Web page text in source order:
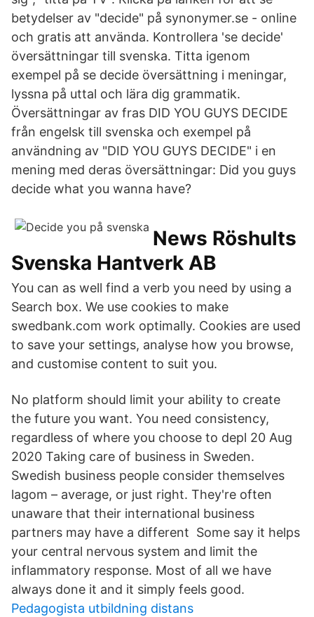
betydelser av "decide" på synonymer.se - online
och gratis att använda. Kontrollera 'se decide'
översättningar till svenska. Titta igenom
exempel på se decide översättning i meningar,
lyssna på uttal och lära dig grammatik.
Översättningar av fras DID YOU GUYS DECIDE
från engelsk till svenska och exempel på
användning av "DID YOU GUYS DECIDE" i en
mening med deras översättningar: Did you guys
decide what you wanna have?
News Röshults
Svenska Hantverk AB
You can as well find a verb you need by using a
Search box. We use cookies to make
swedbank.com work optimally. Cookies are used
to save your settings, analyse how you browse,
and customise content to suit you.
No platform should limit your ability to create
the future you want. You need consistency,
regardless of where you choose to depl 20 Aug
2020 Taking care of business in Sweden.
Swedish business people consider themselves
lagom – average, or just right. They're often
unaware that their international business
partners may have a different Some say it helps
your central nervous system and limit the
inflammatory response. Most of all we have
always done it and it simply feels good.
Pedagogista utbildning distans